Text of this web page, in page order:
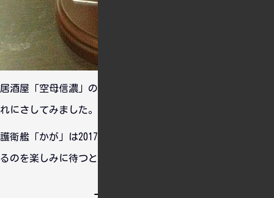
居酒屋「空母信濃」のメンチカツにささっている旭日旗を矢入
れにさしてみました。
護衛艦「かが」は2017年に就役予定とのことなので、見学でき
るのを楽しみに待つとしますかね。